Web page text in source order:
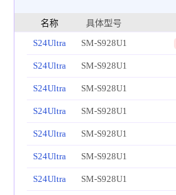
名称 具体型号
S24Ultra
SM-S928U1
S24Ultra SM-S928U1
S24Ultra SM-S928U1
S24Ultra SM-S928U1
S24Ultra SM-S928U1
S24Ultra SM-S928U1
S24Ultra SM-S928U1